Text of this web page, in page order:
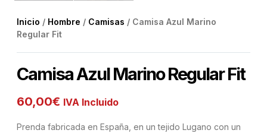
Inicio / Hombre / Camisas / Camisa Azul Marino
Regular Fit
Camisa Azul Marino Regular Fit
60,00€ IVA Incluido
Prenda fabricada en España, en un tejido Lugano con un